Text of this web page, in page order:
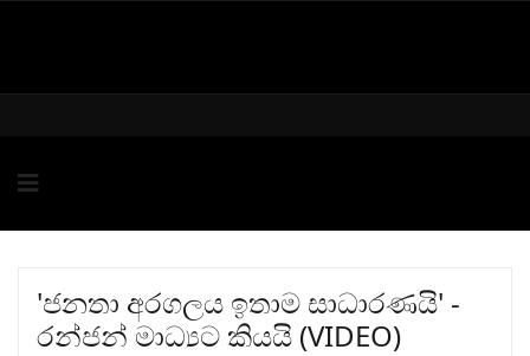
'ජනතා අරගලය ඉතාම සාධාරණයි' -
රන්ජන් මාධ්‍යට කියයි (VIDEO)